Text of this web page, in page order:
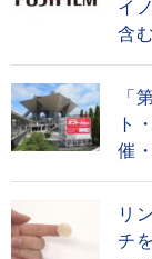
イ
含
「
ト
催
リ
チ